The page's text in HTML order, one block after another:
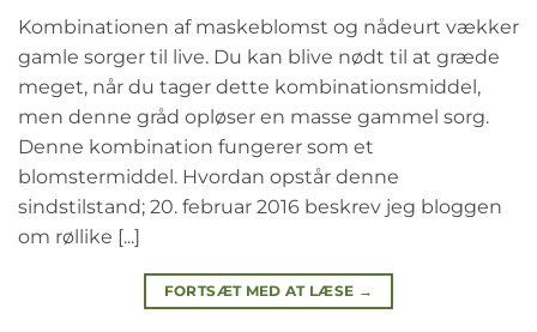
Kombinationen af maskeblomst og nådeurt vækker
gamle sorger til live. Du kan blive nødt til at græde
meget, når du tager dette kombinationsmiddel,
men denne gråd opløser en masse gammel sorg.
Denne kombination fungerer som et
blomstermiddel. Hvordan opstår denne
sindstilstand; 20. februar 2016 beskrev jeg bloggen
om røllike [...]
FORTSÆT MED AT LÆSE →